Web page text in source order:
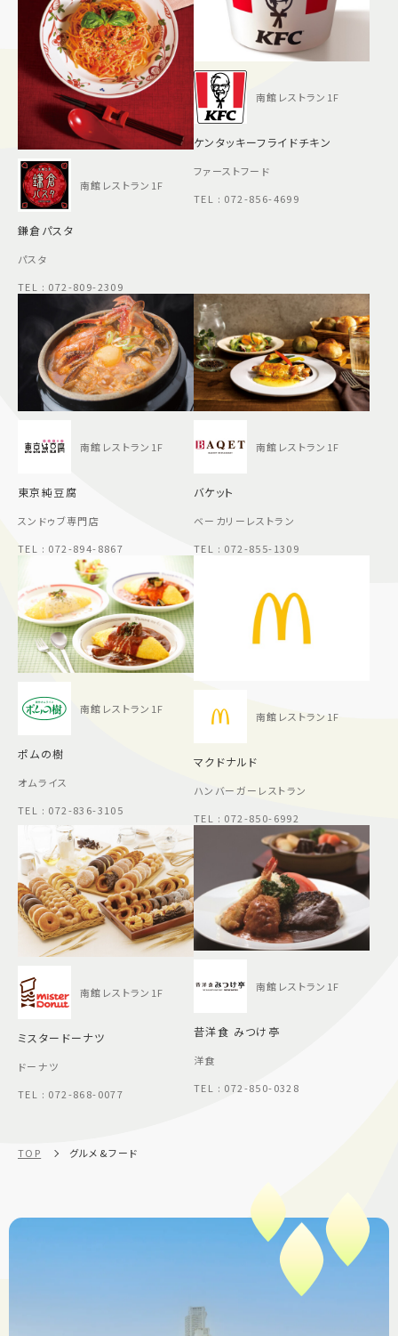
南館レストラン1F
鎌倉パスタ
パスタ
TEL : 072-809-2309
南館レストラン1F
ケンタッキーフライドチキン
ファーストフード
TEL : 072-856-4699
南館レストラン1F
東京純豆腐
スンドゥブ専門店
TEL : 072-894-8867
南館レストラン1F
バケット
ベーカリーレストラン
TEL : 072-855-1309
南館レストラン1F
ポムの樹
オムライス
TEL : 072-836-3105
南館レストラン1F
マクドナルド
ハンバーガーレストラン
TEL : 072-850-6992
南館レストラン1F
ミスタードーナツ
ドーナツ
TEL : 072-868-0077
南館レストラン1F
昔洋食 みつけ亭
洋食
TEL : 072-850-0328
TOP グルメ&フード